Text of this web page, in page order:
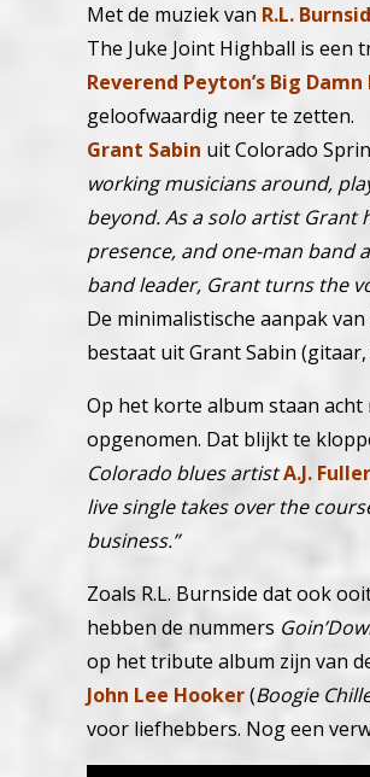
Met de muziek van R.L.
The Juke Joint Highball is een
Reverend Peyton’s Big Damn
geloofwaardig neer te zetten.
Grant Sabin uit Colorado
working musicians around,
beyond. As a solo artist Grant
presence, and one-man band
band leader, Grant turns the
De minimalistische aanpak
bestaat uit Grant Sabin
Op het korte album staan
opgenomen. Dat blijkt te
Colorado blues artistA.J.
live single takes over the
business.”
Zoals R.L. Burnside dat ook
hebben de nummers
op het tribute album zijn van
John Lee Hooker(Boogie
voor liefhebbers. Nog een